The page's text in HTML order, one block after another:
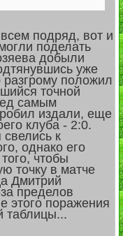
подряд, вот и
поделать
добыли
уже
разгрому положил
точной
самым
издали, еще
клуба - 2:0.
свелись к
однако его
чтобы
точку в матче
Дмитрий
пределов
этого поражения
таблицы...